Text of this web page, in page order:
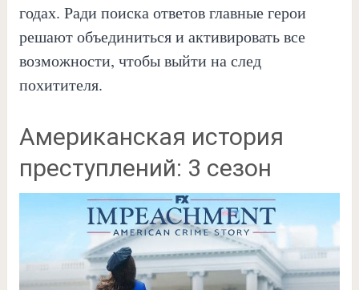
годах. Ради поиска ответов главные герои
решают объединиться и активировать все
возможности, чтобы выйти на след
похитителя.
Американская история
преступлений: 3 сезон